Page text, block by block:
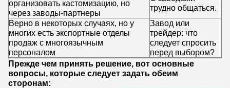
организовать кастомизацию, но
через заводы-партнеры
трудно общаться.
Верно в некоторых случаях, но у
многих есть экспортные отделы
продаж с многоязычным
персоналом
Завод или
трейдер: что
следует спросить
перед выбором?
Прежде чем принять решение, вот основные
вопросы, которые следует задать обеим
сторонам: